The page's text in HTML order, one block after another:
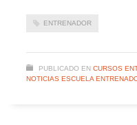
ENTRENADOR
PUBLICADO EN CURSOS
NOTICIAS ESCUELA